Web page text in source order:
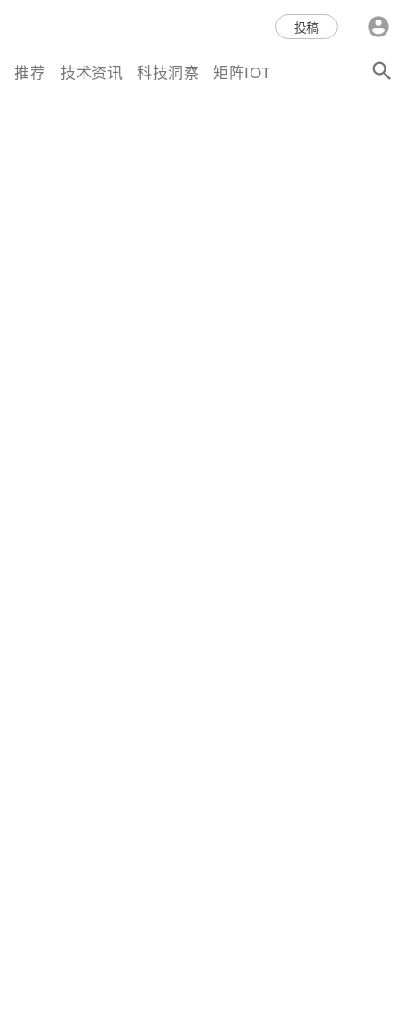
科技互联网,科技,资讯,动态,洞
察,量子,计算,AI,人工智能,机器
投稿
推荐 技术资讯 科技洞察 矩阵IOT